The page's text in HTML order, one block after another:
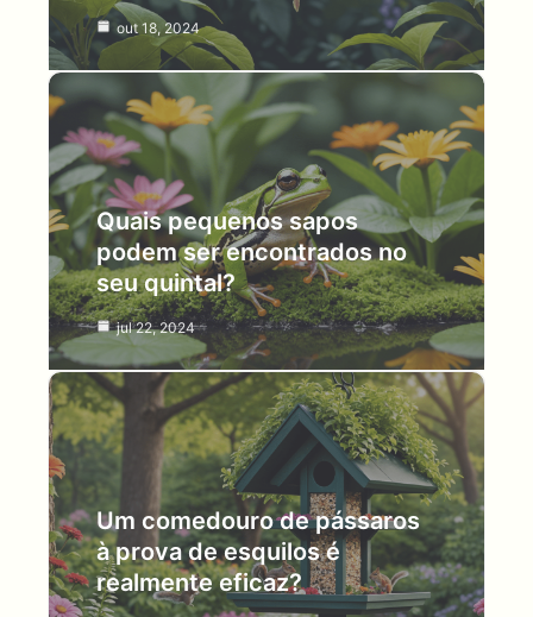
out 18, 2024
Quais pequenos sapos
podem ser encontrados no
seu quintal?
jul 22, 2024
Um comedouro de pássaros
à prova de esquilos é
realmente eficaz?